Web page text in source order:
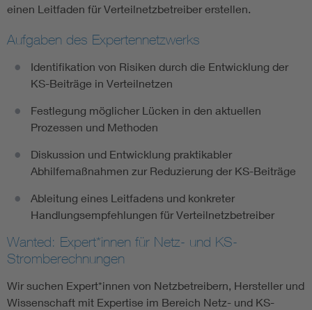
einen Leitfaden für Verteilnetzbetreiber erstellen.
Aufgaben des Expertennetzwerks
Identifikation von Risiken durch die Entwicklung der
KS-Beiträge in Verteilnetzen
Festlegung möglicher Lücken in den aktuellen
Prozessen und Methoden
Diskussion und Entwicklung praktikabler
Abhilfemaßnahmen zur Reduzierung der KS-Beiträge
Ableitung eines Leitfadens und konkreter
Handlungsempfehlungen für Verteilnetzbetreiber
Wanted: Expert*innen für Netz- und KS-
Stromberechnungen
Wir suchen Expert*innen von Netzbetreibern, Hersteller und
Wissenschaft mit Expertise im Bereich Netz- und KS-